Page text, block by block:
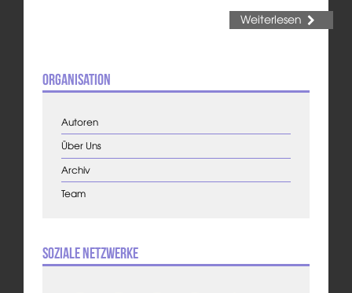
Weiterlesen
Organisation
Autoren
Über Uns
Archiv
Team
Soziale Netzwerke